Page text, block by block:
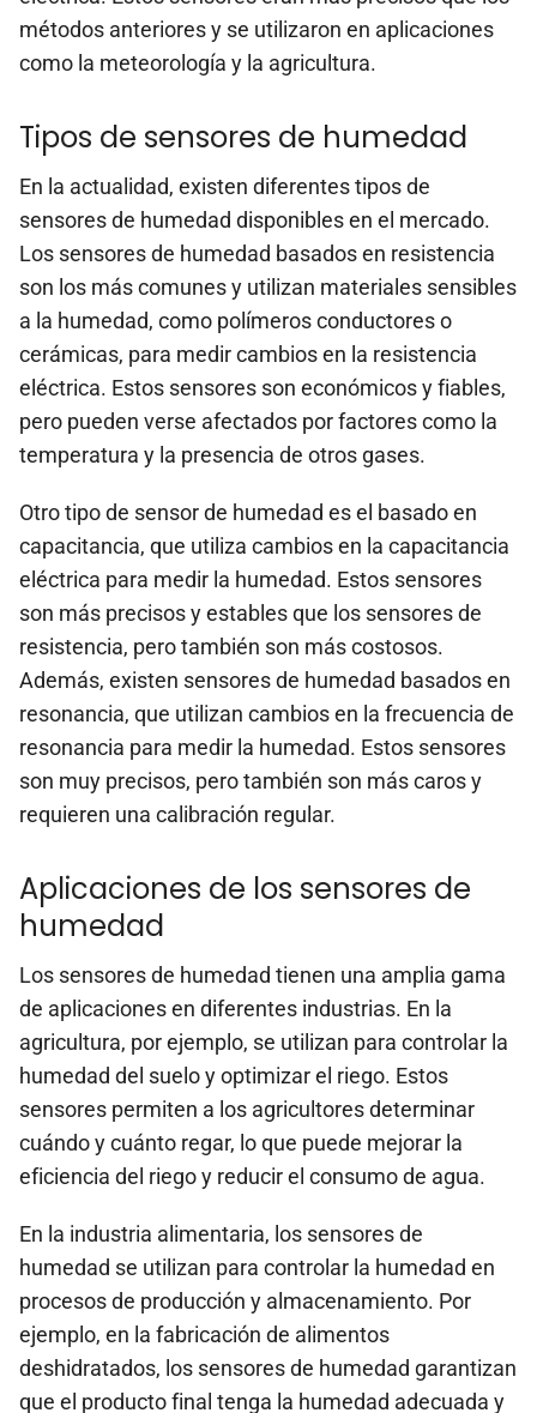
métodos anteriores y se utilizaron en aplicaciones
como la meteorología y la agricultura.
Tipos de sensores de humedad
En la actualidad, existen diferentes tipos de
sensores de humedad disponibles en el mercado.
Los sensores de humedad basados en resistencia
son los más comunes y utilizan materiales sensibles
a la humedad, como polímeros conductores o
cerámicas, para medir cambios en la resistencia
eléctrica. Estos sensores son económicos y fiables,
pero pueden verse afectados por factores como la
temperatura y la presencia de otros gases.
Otro tipo de sensor de humedad es el basado en
capacitancia, que utiliza cambios en la capacitancia
eléctrica para medir la humedad. Estos sensores
son más precisos y estables que los sensores de
resistencia, pero también son más costosos.
Además, existen sensores de humedad basados en
resonancia, que utilizan cambios en la frecuencia de
resonancia para medir la humedad. Estos sensores
son muy precisos, pero también son más caros y
requieren una calibración regular.
Aplicaciones de los sensores de
humedad
Los sensores de humedad tienen una amplia gama
de aplicaciones en diferentes industrias. En la
agricultura, por ejemplo, se utilizan para controlar la
humedad del suelo y optimizar el riego. Estos
sensores permiten a los agricultores determinar
cuándo y cuánto regar, lo que puede mejorar la
eficiencia del riego y reducir el consumo de agua.
En la industria alimentaria, los sensores de
humedad se utilizan para controlar la humedad en
procesos de producción y almacenamiento. Por
ejemplo, en la fabricación de alimentos
deshidratados, los sensores de humedad garantizan
que el producto final tenga la humedad adecuada y